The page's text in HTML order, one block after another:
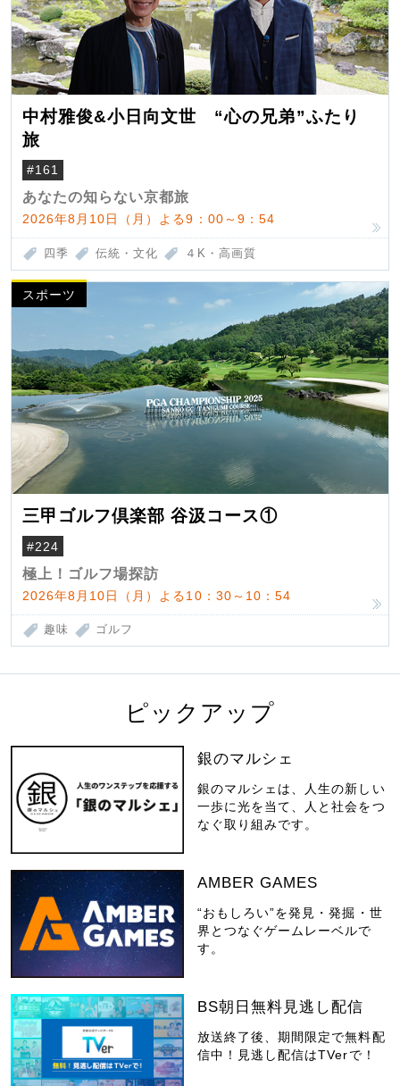
中村雅俊&小日向文世 “心の兄弟”ふたり
旅
#161
あなたの知らない京都旅
2026年8月10日（月）よる9：00～9：54
四季 伝統・文化 ４K・高画質
スポーツ
三甲ゴルフ倶楽部 谷汲コース①
#224
極上！ゴルフ場探訪
2026年8月10日（月）よる10：30～10：54
趣味 ゴルフ
ピックアップ
銀のマルシェ
銀のマルシェは、人生の新しい
一歩に光を当て、人と社会をつ
なぐ取り組みです。
AMBER GAMES
“おもしろい”を発見・発掘・世
界とつなぐゲームレーベルで
す。
BS朝日無料見逃し配信
放送終了後、期間限定で無料配
信中！見逃し配信はTVerで！